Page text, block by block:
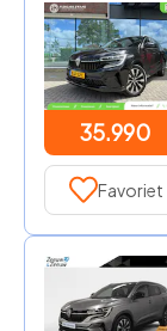
35.990
Favoriet